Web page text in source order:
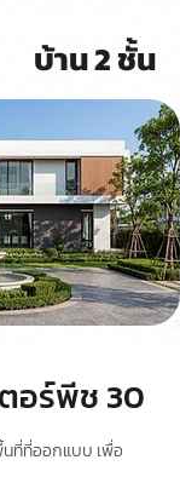
บ้าน 2 ชั้น
อร์พีช 30
ที่ที่ออกแบบ เพื่อ